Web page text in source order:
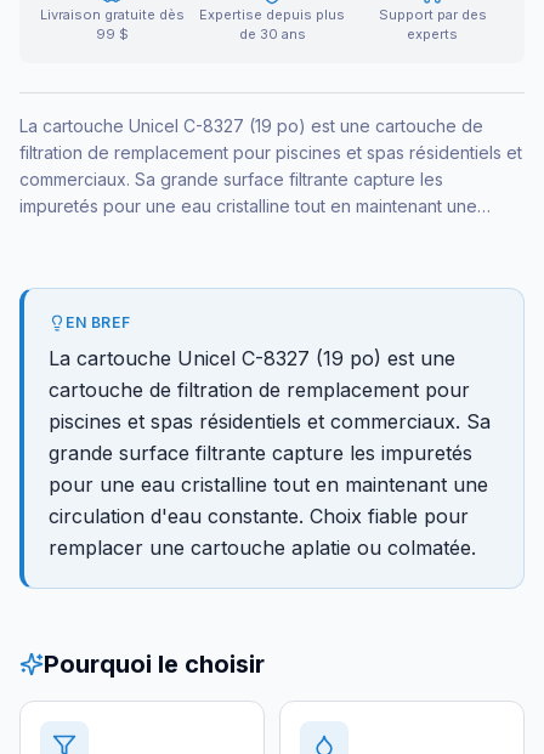
Livraison gratuite dès
99 $
Expertise depuis plus
de 30 ans
Support par des
experts
La cartouche Unicel C-8327 (19 po) est une cartouche de
filtration de remplacement pour piscines et spas résidentiels et
commerciaux. Sa grande surface filtrante capture les
impuretés pour une eau cristalline tout en maintenant une
EN BREF
La cartouche Unicel C-8327 (19 po) est une
cartouche de filtration de remplacement pour
piscines et spas résidentiels et commerciaux. Sa
grande surface filtrante capture les impuretés
pour une eau cristalline tout en maintenant une
circulation d'eau constante. Choix fiable pour
remplacer une cartouche aplatie ou colmatée.
Pourquoi le choisir